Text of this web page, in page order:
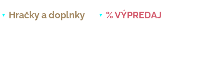
Hračky a doplnky % VÝPREDAJ